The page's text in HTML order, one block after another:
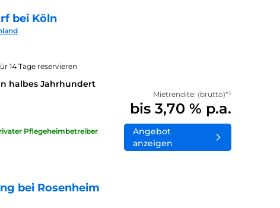
bei Köln
14 Tage reservieren
halbes Jahrhundert
Pflegeheimbetreiber
Mietrendite: (brutto)*¹
bis 3,70 % p.a.
Angebot
anzeigen
bei Rosenheim